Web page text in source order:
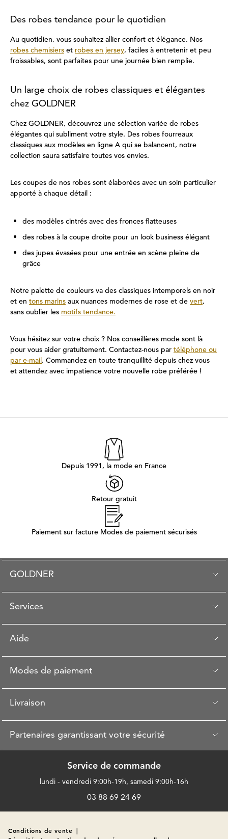
Des robes tendance pour le quotidien
Au quotidien, vous souhaitez allier confort et élégance. Nos
robes chemisiers et robes en jersey, faciles à entretenir et peu
froissables, sont parfaites pour une journée bien remplie.
Un large choix de robes classiques et élégantes
chez GOLDNER
Chez GOLDNER, découvrez une sélection variée de robes
élégantes qui subliment votre style. Des robes fourreaux
classiques aux modèles en ligne A qui se balancent, notre
collection saura satisfaire toutes vos envies.
Les coupes de nos robes sont élaborées avec un soin particulier
apporté à chaque détail :
des modèles cintrés avec des fronces flatteuses
des robes à la coupe droite pour un look business élégant
des jupes évasées pour une entrée en scène pleine de
grâce
Notre palette de couleurs va des classiques intemporels en noir
et en tons marins aux nuances modernes de rose et de vert,
sans oublier les motifs tendance.
Vous hésitez sur votre choix ? Nos conseillères mode sont là
pour vous aider gratuitement. Contactez-nous par téléphone ou
par e-mail. Commandez en toute tranquillité depuis chez vous
et attendez avec impatience votre nouvelle robe préférée !
Depuis 1991, la mode en France
Retour gratuit
Paiement sur facture Modes de paiement sécurisés
GOLDNER
Services
Aide
Modes de paiement
Livraison
Partenaires garantissant votre sécurité
Service de commande
lundi - vendredi 9:00h-19h, samedi 9:00h-16h
03 88 69 24 69
Conditions de vente |